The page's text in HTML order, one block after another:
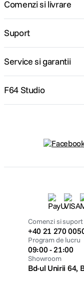
Comenzi si livrare
Suport
Service si garantii
F64 Studio
Comenzi si suport
+40 21 270
Program de lucru
09:00 - 21:00
Showroom
Bd-ul Unirii 64,